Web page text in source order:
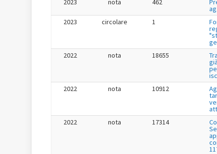
2023 nota 462
2023
circolare 1
2022
nota 18655
2022
nota 10912
2022
nota 17314